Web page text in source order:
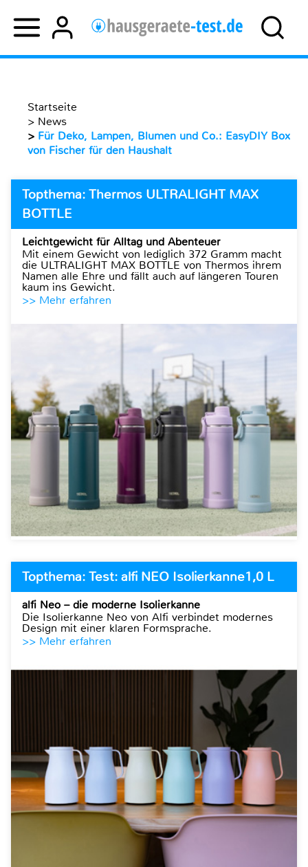
Startseite
> News
> Für Deko, Lampen, Blumen und Co.: EasyDIY Box
von Fischer für den Haushalt
Topthema: Thermos ULTRALIGHT MAX
BOTTLE
Leichtgewicht für Alltag und Abenteuer
Mit einem Gewicht von lediglich 372 Gramm macht
die ULTRALIGHT MAX BOTTLE von Thermos ihrem
Namen alle Ehre und fällt auch auf längeren Touren
kaum ins Gewicht.
>> Mehr erfahren
Topthema: Test: alfi NEO Isolierkanne1,0 L
alfi Neo – die moderne Isolierkanne
Die Isolierkanne Neo von Alfi verbindet modernes
Design mit einer klaren Formsprache.
>> Mehr erfahren